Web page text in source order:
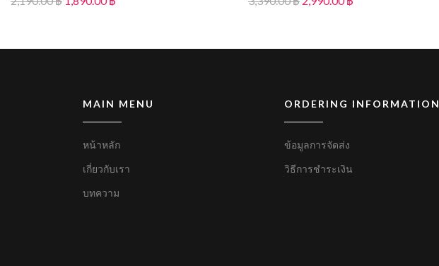
MAIN MENU
หน้าหลัก
เกี่ยวกับเรา
บทความ
ORDERING INFORMATION
ข้อมูลการจัดส่ง
วิธีการชำระเงิน